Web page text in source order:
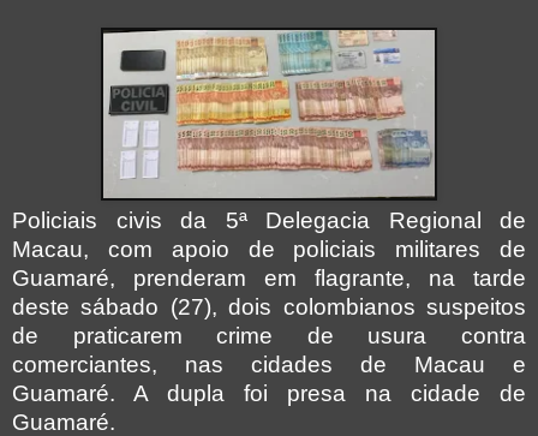
Policiais civis da 5ª Delegacia Regional de
Macau, com apoio de policiais militares de
Guamaré, prenderam em flagrante, na tarde
deste sábado (27), dois colombianos suspeitos
de praticarem crime de usura contra
comerciantes, nas cidades de Macau e
Guamaré. A dupla foi presa na cidade de
Guamaré.